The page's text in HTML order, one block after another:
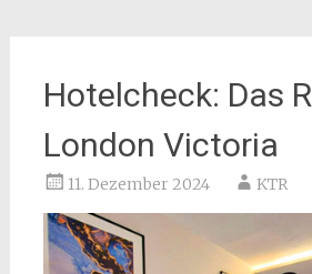
Hotelcheck: Das
London Victoria
11. Dezember 2024 KTR